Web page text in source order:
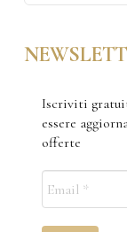
Iscriviti
essere
offerte